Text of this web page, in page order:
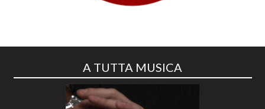
A TUTTA MUSICA